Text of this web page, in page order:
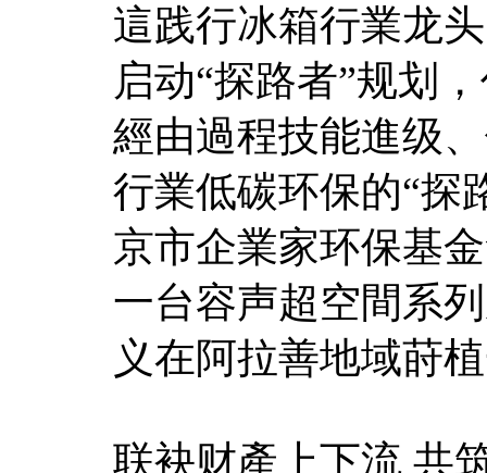
這践行冰箱行業龙
启动“探路者”规划
經由過程技能進级
行業低碳环保的“探
京市企業家环保基
一台容声超空間系
义在阿拉善地域莳
联袂财產上下流 共